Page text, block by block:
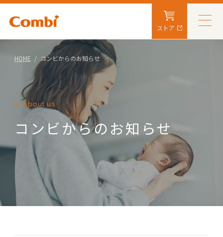
ストア
HOME コンビからのお知らせ
About us
コンビからのお知らせ